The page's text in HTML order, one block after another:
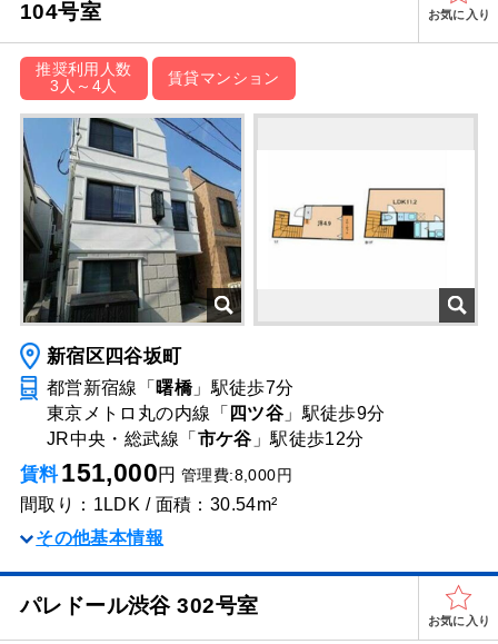
104号室 お気に入り
推奨利用人数
3人～4人
賃貸マンション
新宿区四谷坂町
都営新宿線「 曙橋」駅徒歩7分
東京メトロ丸の内線「 四ツ谷 」駅徒歩9分
JR中央・総武線「 市ケ谷 」駅徒歩12分
賃料151,000円 管理費:8,000円
間取り：1LDK / 面積：30.54m²
その他基本情報
パレドール渋谷 302号室
お気に入り